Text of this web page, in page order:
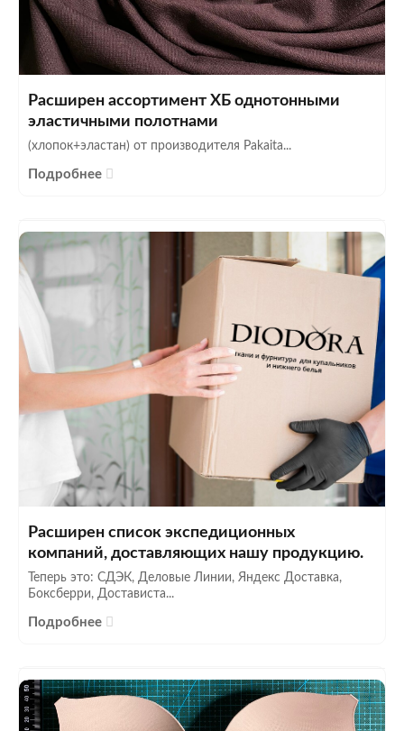
Расширен ассортимент ХБ однотонными
эластичными полотнами
(хлопок+эластан) от производителя Pakaita...
Подробнее
Расширен список экспедиционных
компаний, доставляющих нашу продукцию.
Теперь это: СДЭК, Деловые Линии, Яндекс Доставка,
Боксберри, Достависта...
Подробнее